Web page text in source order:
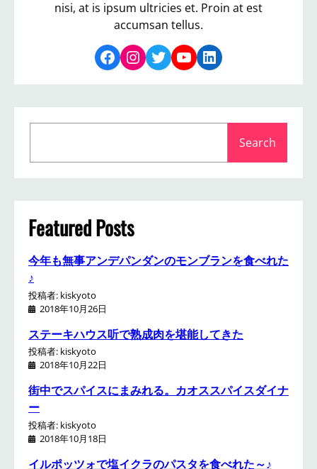
nisi, at is ipsum ultricies et. Proin at est
accumsan tellus.
Facebook Instagram Twitter YouTube LinkedIn
a
r
c
h
Search
Featured Posts
今年も無事アンデパンダンのモンブランを食べれた
♪
投稿者: kiskyoto
2018年10月26日
ステーキハウス听で熟成肉を堪能してきた
投稿者: kiskyoto
2018年10月22日
街中でスパイスにまみれる。カオススパイスダイナ
ー
投稿者: kiskyoto
2018年10月18日
イルポッツォで塩イクラのパスタを食べれた～♪